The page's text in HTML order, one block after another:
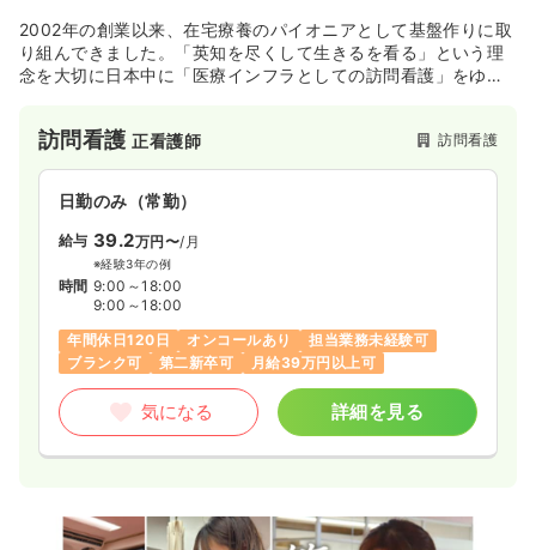
2002年の創業以来、在宅療養のパイオニアとして基盤作りに取
り組んできました。「英知を尽くして生きるを看る」という理
念を大切に日本中に「医療インフラとしての訪問看護」をゆき
す。
訪問看護正看護師 訪問看護
日勤のみ（常勤）
給与 39.2万円〜/月
※経験3年の例
時間 9:00～18:00
9:00～18:00
年間休日120日
オンコールあり
担当業務未経験可
ブランク可
第二新卒可 月給39万円以上可
気になる 詳細を見る